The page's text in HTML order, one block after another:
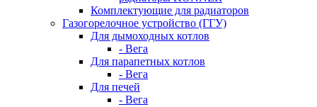
Комплектующие для радиаторов
Газогорелочное устройство (ГГУ)
Для дымоходных котлов
- Вега
Для парапетных котлов
- Вега
Для печей
- Вега